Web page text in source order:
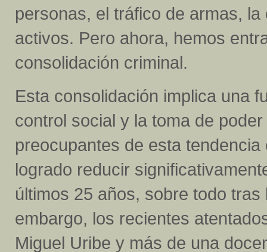
personas, el tráfico de armas,
activos. Pero ahora, hemos
consolidación criminal.
Esta consolidación implica una
control social y la toma de
preocupantes de esta
logrado reducir
últimos 25 años, sobre todo
embargo, los recientes
Miguel Uribe y más de una